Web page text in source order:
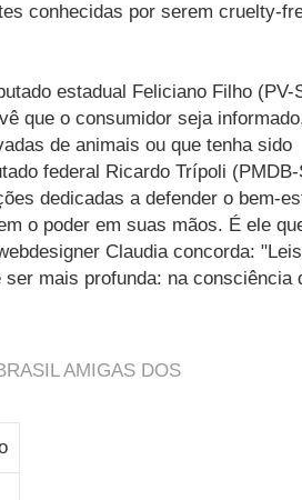
conhecidas por serem cruelty-
estadual Feliciano Filho (PV-
que o consumidor seja
de animais ou que tenha sido
federal Ricardo Trípoli (PMDB-
dedicadas a defender o bem-
o poder em suas mãos. É ele
Claudia concorda: "Leis
mais profunda: na consciência
AMIGAS DOS